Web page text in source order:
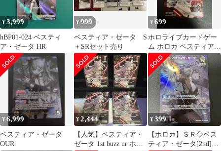
¥3,999
hBP01-024 ベスティ
ア・ゼータ HR
¥999
ベスティア・ゼータ S
＋SRセット売り
¥699
ホロライブカードゲー
ム ホロカ ベスティア・
ゼータ 1st buzz UR
¥6,999
ベスティア・ゼータ
OUR
¥2,444
【人気】ベスティア・
ゼータ 1st buzz ur ホロ
¥399
【ホロカ】ＳＲ◇ベス
ティア・ゼータ[2nd]